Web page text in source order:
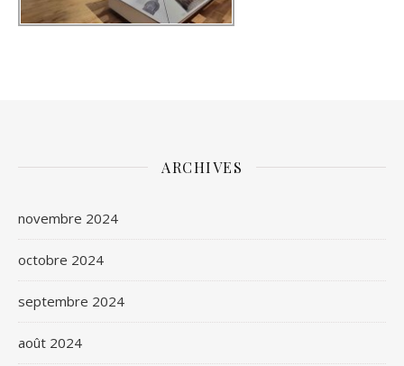
ARCHIVES
novembre 2024
octobre 2024
septembre 2024
août 2024